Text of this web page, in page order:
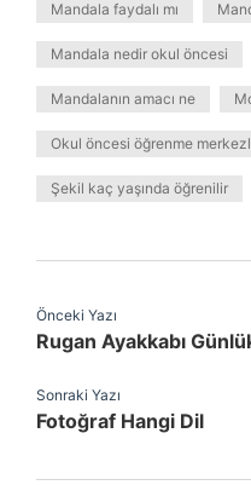
Mandala faydalı mı
Mandala nedir okul öncesi
Mandalanın amacı ne
Okul öncesi öğrenme
Şekil kaç yaşında öğrenilir
Önceki Yazı
Rugan Ayakkabı
Sonraki Yazı
Fotoğraf Hangi Dil